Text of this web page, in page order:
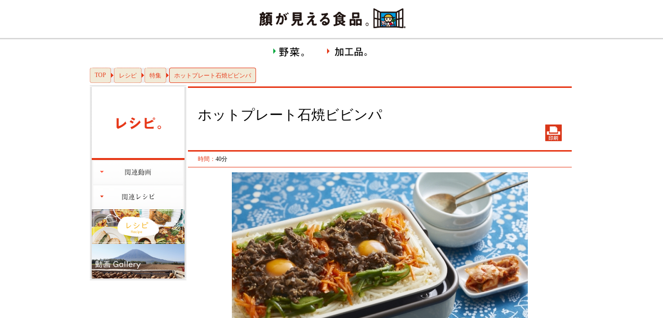
TOP レシピ 特集 ホットプレート石焼ビビンパ
ホットプレート石焼ビビンパ
時間： 40分